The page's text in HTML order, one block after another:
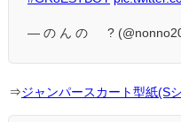
— の ん の ∞ ?
⇒ジャンパースカート型紙(S